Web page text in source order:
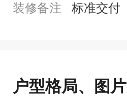
装修备注
标准交付
户型格局、图片